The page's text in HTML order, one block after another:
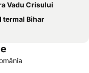
Vadu Crisului
termal Bihar